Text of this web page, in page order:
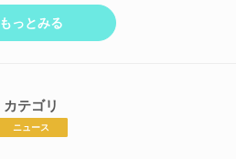
もっとみる
カテゴリ
ニュース